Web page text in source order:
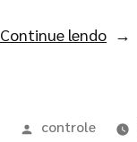
Continue lendo
controle